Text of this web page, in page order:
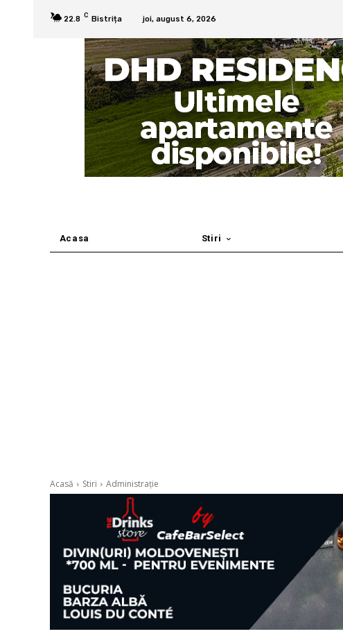
22.8 C Bistrița joi, august 6, 2026
Acasa Stiri
Acasă Stiri Administrație